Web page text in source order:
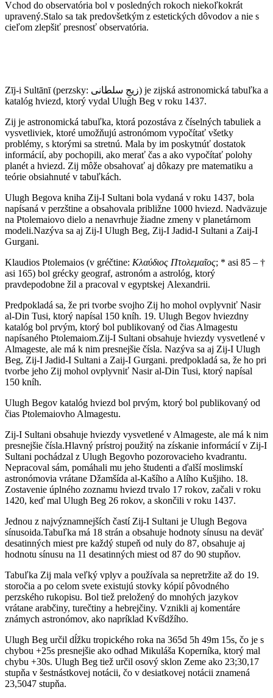
Vchod do observatória bol v posledných rokoch niekoľkokrát
upravený.Stalo sa tak predovšetkým z estetických dôvodov a nie s
cieľom zlepšiť presnosť observatória.
Zīj-i Sultānī (perzsky: زیجِ سلطانی) je zijská astronomická tabuľka a
katalóg hviezd, ktorý vydal Ulugh Beg v roku 1437.
Zij je astronomická tabuľka, ktorá pozostáva z číselných tabuliek a
vysvetliviek, ktoré umožňujú astronómom vypočítať všetky
problémy, s ktorými sa stretnú. Mala by im poskytnúť dostatok
informácií, aby pochopili, ako merať čas a ako vypočítať polohy
planét a hviezd. Zij môže obsahovať aj dôkazy pre matematiku a
teórie obsiahnuté v tabuľkách.
Ulugh Begova kniha Zij-I Sultani bola vydaná v roku 1437, bola
napísaná v perzštine a obsahovala približne 1000 hviezd. Nadväzuje
na Ptolemaiovo dielo a nenavrhuje žiadne zmeny v planetárnom
modeli.Nazýva sa aj Zij-I Ulugh Beg, Zij-I Jadid-I Sultani a Zaij-I
Gurgani.
Klaudios Ptolemaios (v gréčtine: Κλαύδιος Πτολεμαῖος; * asi 85 – †
asi 165) bol grécky geograf, astronóm a astrológ, ktorý
pravdepodobne žil a pracoval v egyptskej Alexandrii.
Predpokladá sa, že pri tvorbe svojho Zij ho mohol ovplyvniť Nasir
al-Din Tusi, ktorý napísal 150 kníh. 19. Ulugh Begov hviezdny
katalóg bol prvým, ktorý bol publikovaný od čias Almagestu
napísaného Ptolemaiom.Zij-I Sultani obsahuje hviezdy vysvetlené v
Almageste, ale má k nim presnejšie čísla. Nazýva sa aj Zij-I Ulugh
Beg, Zij-I Jadid-I Sultani a Zaij-I Gurgani. predpokladá sa, že ho pri
tvorbe jeho Zij mohol ovplyvniť Nasir al-Din Tusi, ktorý napísal
150 kníh.
Ulugh Begov katalóg hviezd bol prvým, ktorý bol publikovaný od
čias Ptolemaiovho Almagestu.
Zij-I Sultani obsahuje hviezdy vysvetlené v Almageste, ale má k nim
presnejšie čísla.Hlavný prístroj použitý na získanie informácií v Zij-I
Sultani pochádzal z Ulugh Begovho pozorovacieho kvadrantu.
Nepracoval sám, pomáhali mu jeho študenti a ďalší moslimskí
astronómovia vrátane Džamšída al-Kašího a Alího Kušjiho. 18.
Zostavenie úplného zoznamu hviezd trvalo 17 rokov, začali v roku
1420, keď mal Ulugh Beg 26 rokov, a skončili v roku 1437.
Jednou z najvýznamnejších častí Zij-I Sultani je Ulugh Begova
sínusoida.Tabuľka má 18 strán a obsahuje hodnoty sínusu na deväť
desatinných miest pre každý stupeň od nuly do 87, obsahuje aj
hodnotu sínusu na 11 desatinných miest od 87 do 90 stupňov.
Tabuľka Zij mala veľký vplyv a používala sa nepretržite až do 19.
storočia a po celom svete existujú stovky kópií pôvodného
perzského rukopisu. Bol tiež preložený do mnohých jazykov
vrátane arabčiny, turečtiny a hebrejčiny. Vznikli aj komentáre
známych astronómov, ako napríklad Kvíšdžího.
Ulugh Beg určil dĺžku tropického roka na 365d 5h 49m 15s, čo je s
chybou +25s presnejšie ako odhad Mikuláša Koperníka, ktorý mal
chybu +30s. Ulugh Beg tiež určil osový sklon Zeme ako 23;30,17
stupňa v šestnástkovej notácii, čo v desiatkovej notácii znamená
23,5047 stupňa.